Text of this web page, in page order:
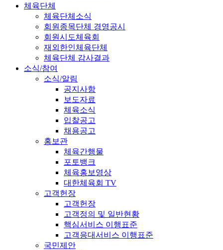
체육단체
체육단체소식
회원종목단체 경영공시
회원시도체육회
재외한인체육단체
체육단체 감사결과
소식/참여
소식/알림
공지사항
보도자료
체육소식
입찰공고
채용공고
홍보관
체육간행물
포토뱅크
체육홍보영상
대한체육회 TV
고객헌장
고객헌장
고객정의 및 일반현황
핵심서비스 이행표준
고객응대서비스 이행표준
국민제안